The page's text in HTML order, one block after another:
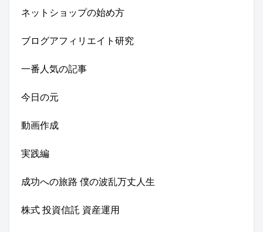
ネットショップの始め方
ブログアフィリエイト研究
一番人気の記事
今日の元
動画作成
実践編
成功への旅路 僕の波乱万丈人生
株式 投資信託 資産運用